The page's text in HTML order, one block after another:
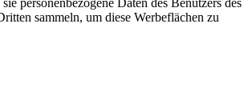
personenbezogene Daten des Benutzers des
sammeln, um diese Werbeflächen zu